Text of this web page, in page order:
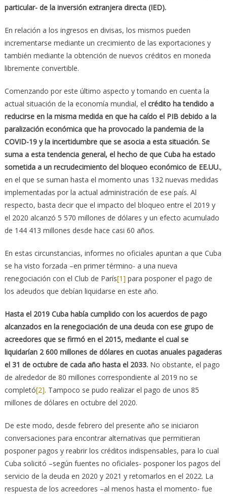
particular- de la inversión extranjera directa (IED).
En relación a los ingresos en divisas, los mismos pueden
incrementarse mediante un crecimiento de las exportaciones y
también mediante la obtención de nuevos créditos en moneda
libremente convertible.
Comenzando por este último aspecto y tomando en cuenta la
actual situación de la economía mundial, el crédito ha tendido a
reducirse en la misma medida en que ha caído el PIB debido a la
paralización económica que ha provocado la pandemia de la
COVID-19 y la incertidumbre que se asocia a esta situación. Se
suma a esta tendencia general, el hecho de que Cuba ha estado
sometida a un recrudecimiento del bloqueo económico de EE.UU.,
en el que se suman hasta el momento unas 132 nuevas medidas
implementadas por la actual administración de ese país. Al
respecto, basta decir que el impacto del bloqueo entre el 2019 y
el 2020 alcanzó 5 570 millones de dólares y un efecto acumulado
de 144 413 millones desde hace casi 60 años.
En estas circunstancias, informes no oficiales apuntan a que Cuba
se ha visto forzada –en primer término- a una nueva
renegociación con el Club de París[1] para posponer el pago de
los adeudos que debían liquidarse en este año.
Hasta el 2019 Cuba había cumplido con los acuerdos de pago
alcanzados en la renegociación de una deuda con ese grupo de
acreedores que se firmó en el 2015, mediante el cual se
liquidarían 2 600 millones de dólares en cuotas anuales pagaderas
el 31 de octubre de cada año hasta el 2033.No obstante, el pago
de alrededor de 80 millones correspondiente al 2019 no se
completó[2]. Tampoco se pudo realizar el pago de unos 85
millones de dólares en octubre del 2020.
De este modo, desde febrero del presente año se iniciaron
conversaciones para encontrar alternativas que permitieran
posponer pagos y reabrir los créditos indispensables, para lo cual
Cuba solicitó –según fuentes no oficiales- posponer los pagos del
servicio de la deuda en 2020 y 2021 y retomarlos en el 2022. La
respuesta de los acreedores –al menos hasta el momento- fue